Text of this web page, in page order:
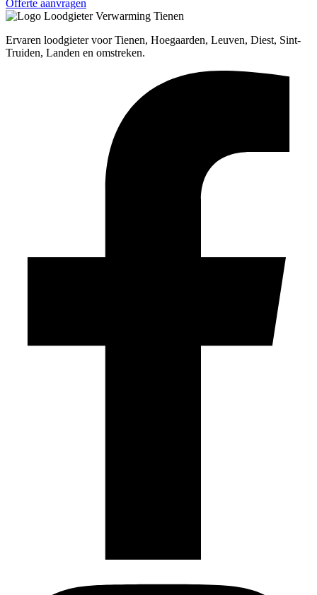
Offerte aanvragen
Ervaren loodgieter voor Tienen, Hoegaarden, Leuven, Diest, Sint-
Truiden, Landen en omstreken.